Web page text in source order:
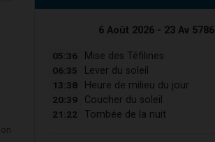
6 Août 2026 - 23 Av 5786
05:36 Mise des Téfilines
06:35 Lever du soleil
13:38 Heure de milieu du jour
20:39 Coucher du soleil
21:22 Tombée de la nuit